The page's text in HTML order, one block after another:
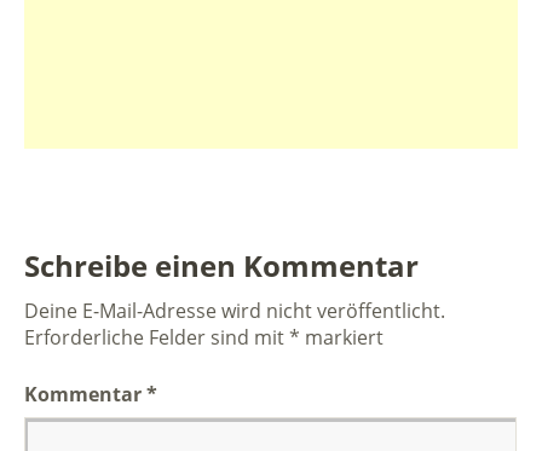
Schreibe einen Kommentar
Deine E-Mail-Adresse wird nicht veröffentlicht.
Erforderliche Felder sind mit* markiert
Kommentar*